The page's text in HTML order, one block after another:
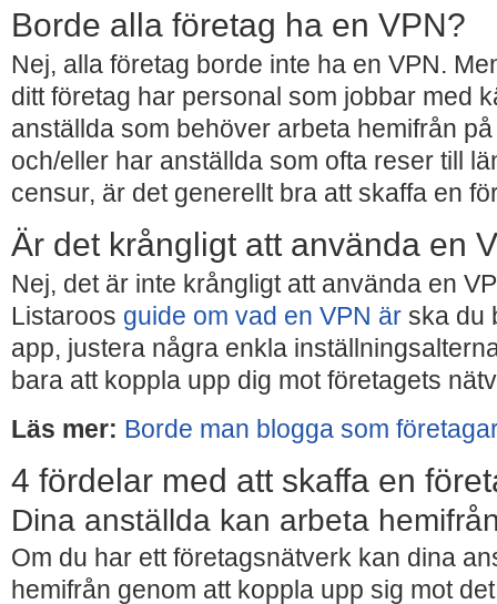
Borde alla företag ha en VPN?
Nej, alla företag borde inte ha en VPN.
ditt företag har personal som jobbar med
anställda som behöver arbeta hemifrån
och/eller har anställda som ofta reser till
censur, är det generellt bra att skaffa en
Är det krångligt att använda en
Nej, det är inte krångligt att använda en
Listaroos guide om vad en VPN är ska du
app, justera några enkla
bara att koppla upp dig mot företagets
Läs mer: Borde man blogga som
4 fördelar med att skaffa en
Dina anställda kan arbeta
Om du har ett företagsnätverk kan dina
hemifrån genom att koppla upp sig mot